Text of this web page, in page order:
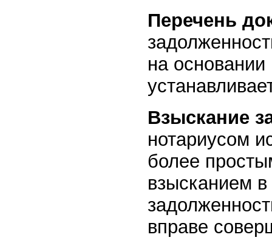
Перечень
на
Взыскание
нотариусом
более
взысканием
вправе